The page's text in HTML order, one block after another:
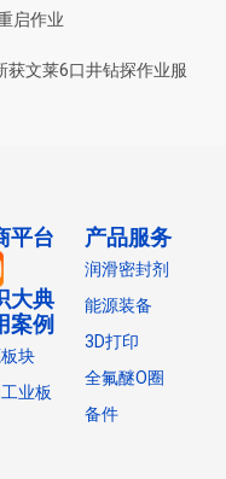
启作业
获文莱6口井钻探作业服
平台
大典
案例
块
业板
产品服务
润滑密封剂
能源装备
3D打印
全氟醚O圈
备件